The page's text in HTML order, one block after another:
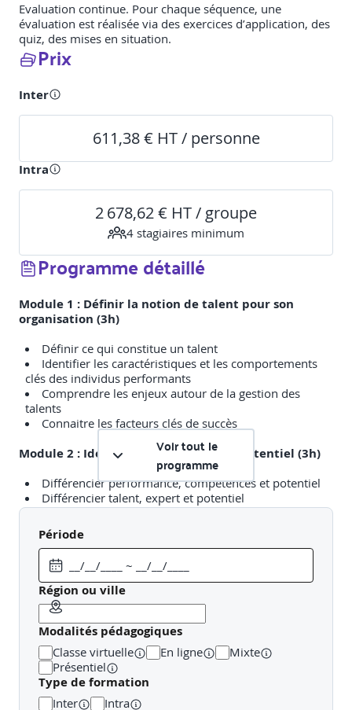
Evaluation continue. Pour chaque séquence, une
évaluation est réalisée via des exercices d’application, des
quiz, des mises en situation.
Prix
Inter
611,38 € HT / personne
Intra
2 678,62 € HT / groupe
4 stagiaires minimum
Programme détaillé
Module 1 : Définir la notion de talent pour son
organisation (3h)
Définir ce qui constitue un talent
Identifier les caractéristiques et les comportements
clés des individus performants
Comprendre les enjeux autour de la gestion des
talents
Connaitre les facteurs clés de succès
Module 2 : Identifier un talent ou un potentiel (3h)
Différencier performance, compétences et potentiel
Différencier talent, expert et potentiel
Définir les critères d’appréciation et de détection du
potentiel
Construire une grille de repérage des potentiels
Module 3 : Développer les talents et potentiels (3h)
Comprendre le processus de gestion des carrières
Intégrer les talents dans le plan de développement et
les plans de succession
Mettre en place les outils du développement des
hauts potentiels
Module 4 : Attirer et retenir les talents (3h)
Voir tout le
programme
Période
Région ou ville
Modalités pédagogiques
Classe virtuelle En ligne
Mixte
Présentiel
Type de formation
Inter Intra